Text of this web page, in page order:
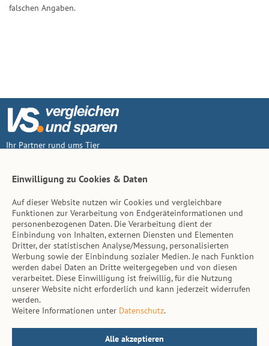
falschen Angaben.
Ihr Partner rund ums Tier
Inhalt
Tierarzt-Suche
Hinweise
AGB
Impressum
Datenschutz
Kontakt
Einwilligung zu Cookies & Daten
Auf dieser Website nutzen wir Cookies und vergleichbare
Funktionen zur Verarbeitung von Endgeräteinformationen und
personenbezogenen Daten. Die Verarbeitung dient der
Einbindung von Inhalten, externen Diensten und Elementen
Dritter, der statistischen Analyse/Messung, personalisierten
Werbung sowie der Einbindung sozialer Medien. Je nach Funktion
werden dabei Daten an Dritte weitergegeben und von diesen
verarbeitet. Diese Einwilligung ist freiwillig, für die Nutzung
unserer Website nicht erforderlich und kann jederzeit widerrufen
werden.
Weitere Informationen unter Datenschutz.
Alle akzeptieren